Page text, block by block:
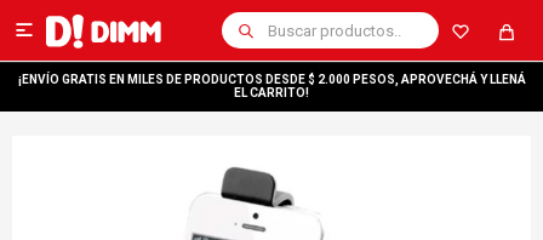

¡ENVÍO GRATIS EN MILES DE PRODUCTOS DESDE $ 2.000 PESOS, APROVECHÁ Y LLENÁ
EL CARRITO!